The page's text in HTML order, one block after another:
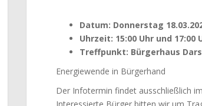
Datum: Donnerstag
Uhrzeit: 15:00 Uhr und 17:00
Treffpunkt: Bürgerhaus
Energiewende in Bürgerhand
Der Infotermin findet ausschließlich